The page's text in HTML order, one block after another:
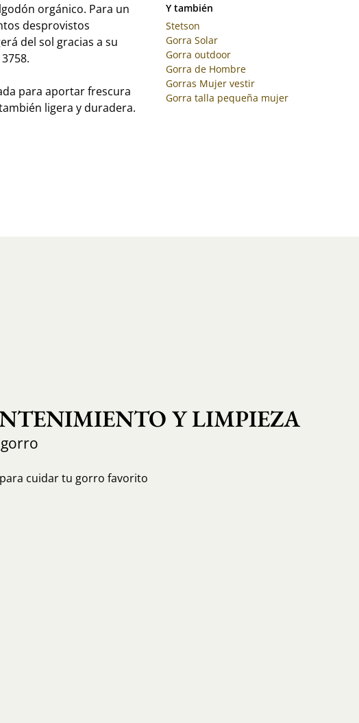
orgánico. Para un
desprovistos
del sol gracias a su
para aportar frescura
ligera y duradera.
Y también
Stetson
Gorra Solar
Gorra outdoor
Gorra de Hombre
Gorras Mujer vestir
Gorra talla pequeña mujer
Y LIMPIEZA
cuidar tu gorro favorito